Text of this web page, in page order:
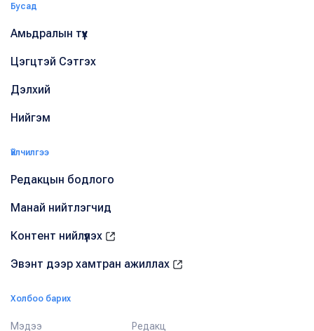
Бусад
Амьдралын түүх
Цэгцтэй Сэтгэх
Дэлхий
Нийгэм
Үйлчилгээ
Редакцын бодлого
Манай нийтлэгчид
Контент нийлүүлэх
Эвэнт дээр хамтран ажиллах
Холбоо барих
Мэдээ Редакц